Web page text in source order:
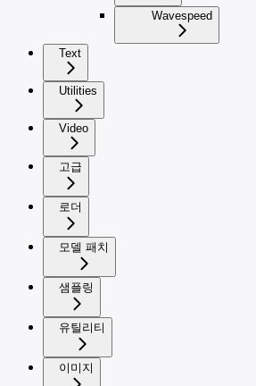
Wavespeed
Text
Utilities
Video
고급
로더
모델 패치
샘플링
유틸리티
이미지